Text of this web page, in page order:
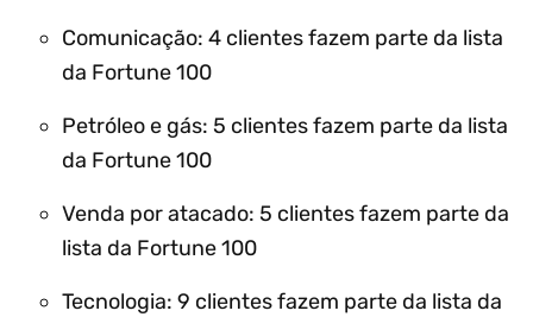
Comunicação: 4 clientes fazem parte da lista
da Fortune 100
Petróleo e gás: 5 clientes fazem parte da lista
da Fortune 100
Venda por atacado: 5 clientes fazem parte da
lista da Fortune 100
Tecnologia: 9 clientes fazem parte da lista da